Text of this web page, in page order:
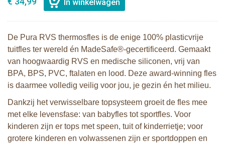
De Pura RVS thermosfles is de enige 100% plasticvrije
tuitfles ter wereld én MadeSafe®-gecertificeerd. Gemaakt
van hoogwaardig RVS en medische siliconen, vrij van
BPA, BPS, PVC, ftalaten en lood. Deze award-winning fles
is daarmee volledig veilig voor jou, je gezin én het milieu.
Dankzij het verwisselbare topsysteem groeit de fles mee
met elke levensfase: van babyfles tot sportfles. Voor
kinderen zijn er tops met speen, tuit of kinderrietje; voor
grotere kinderen en volwassenen zijn er sportdoppen en